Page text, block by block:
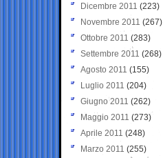
Dicembre 2011 (223)
Novembre 2011 (267)
Ottobre 2011 (283)
Settembre 2011 (268)
Agosto 2011 (155)
Luglio 2011 (204)
Giugno 2011 (262)
Maggio 2011 (273)
Aprile 2011 (248)
Marzo 2011 (255)